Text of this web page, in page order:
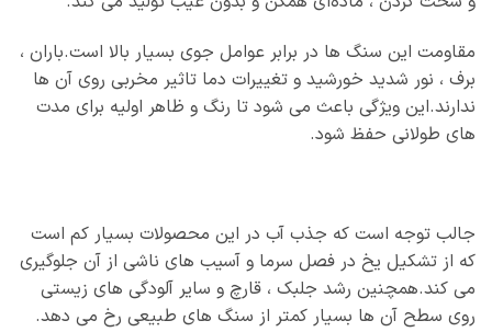
مقاومت این سنگ‌ ها در برابر عوامل جوی بسیار بالا است.باران ،
برف ، نور شدید خورشید و تغییرات دما تاثیر مخربی روی آن‌ ها
ندارند.این ویژگی باعث می‌ شود تا رنگ و ظاهر اولیه برای مدت‌
های طولانی حفظ شود.
جالب توجه است که جذب آب در این محصولات بسیار کم است
که از تشکیل یخ در فصل سرما و آسیب‌ های ناشی از آن جلوگیری
می‌ کند.همچنین رشد جلبک ، قارچ و سایر آلودگی‌ های زیستی
روی سطح آن‌ ها بسیار کمتر از سنگ‌ های طبیعی رخ می‌ دهد.